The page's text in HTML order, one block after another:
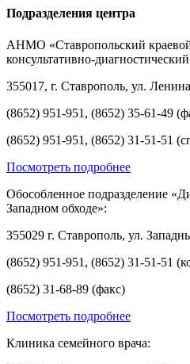
Подразделения центра
АНМО «Ставропольский
консультативно-
355017, г. Ставрополь, ул.
(8652) 951-951, (8652) 35-61-49
(8652) 951-951, (8652) 31-51-51
Посмотреть подробнее
Обособленное подразделение
Западном обходе»:
355029 г. Ставрополь, ул.
(8652) 951-951, (8652) 31-51-51
(8652) 31-68-89 (факс)
Посмотреть подробнее
Клиника семейного врача: